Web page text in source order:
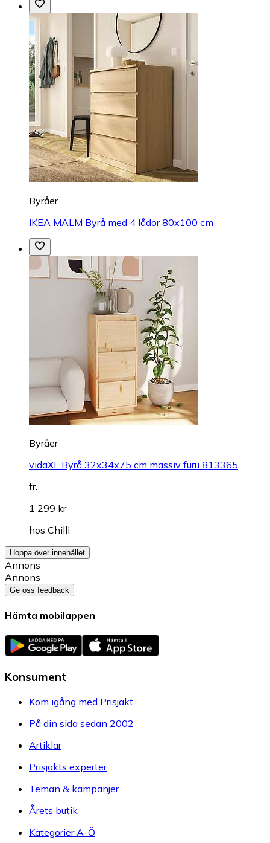
Byråer
IKEA MALM Byrå med 4 lådor 80x100 cm
Byråer
vidaXL Byrå 32x34x75 cm massiv furu 813365
fr.
1 299 kr
hos Chilli
Hoppa över innehållet
Annons
Annons
Ge oss feedback
Hämta mobilappen
Konsument
Kom igång med Prisjakt
På din sida sedan 2002
Artiklar
Prisjakts experter
Teman & kampanjer
Årets butik
Kategorier A-Ö